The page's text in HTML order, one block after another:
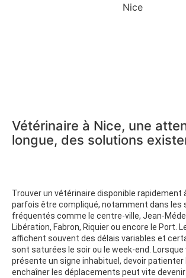
Nice
Vétérinaire à Nice, une
longue, des solutions
Trouver un vétérinaire disponible rapidement
parfois être compliqué, notamment dans les
fréquentés comme le centre-ville, Jean-
Libération, Fabron, Riquier ou encore le Port.
affichent souvent des délais variables et
sont saturées le soir ou le week-end. Lorsque
présente un signe inhabituel, devoir
enchaîner les déplacements peut vite